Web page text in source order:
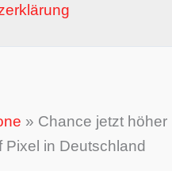
» Chance jetzt höher
in Deutschland